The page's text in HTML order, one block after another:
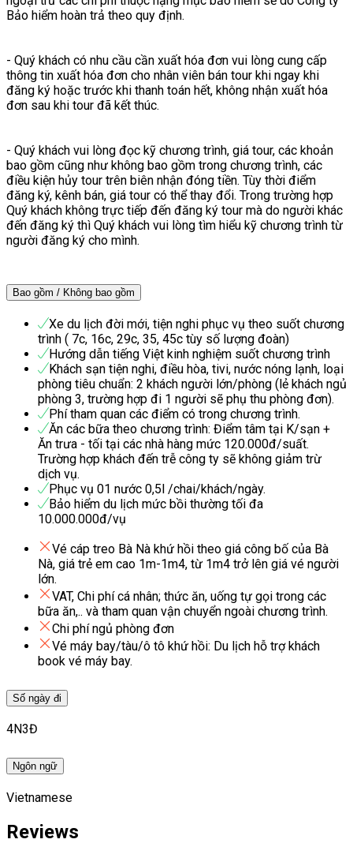
Bảo hiểm hoàn trả theo quy định.
- Quý khách có nhu cầu cần xuất hóa đơn vui lòng cung cấp
thông tin xuất hóa đơn cho nhân viên bán tour khi ngay khi
đăng ký hoặc trước khi thanh toán hết, không nhận xuất hóa
đơn sau khi tour đã kết thúc.
- Quý khách vui lòng đọc kỹ chương trình, giá tour, các khoản
bao gồm cũng như không bao gồm trong chương trình, các
điều kiện hủy tour trên biên nhận đóng tiền. Tùy thời điểm
đăng ký, kênh bán, giá tour có thể thay đổi. Trong trường hợp
Quý khách không trực tiếp đến đăng ký tour mà do người khác
đến đăng ký thì Quý khách vui lòng tìm hiểu kỹ chương trình từ
người đăng ký cho mình.
Bao gồm / Không bao gồm
Xe du lịch đời mới, tiện nghi phục vụ theo suốt chương
trình ( 7c, 16c, 29c, 35, 45c tùy số lượng đoàn)
Hướng dẫn tiếng Việt kinh nghiệm suốt chương trình
Khách sạn tiện nghi, điều hòa, tivi, nước nóng lạnh, loại
phòng tiêu chuẩn: 2 khách người lớn/phòng (lẻ khách ngủ
phòng 3, trường hợp đi 1 người sẽ phụ thu phòng đơn).
Phí tham quan các điểm có trong chương trình.
Ăn các bữa theo chương trình: Điểm tâm tại K/sạn +
Ăn trưa - tối tại các nhà hàng mức 120.000đ/suất.
Trường hợp khách đến trễ công ty sẽ không giảm trừ
dịch vụ.
Phục vụ 01 nước 0,5l /chai/khách/ngày.
Bảo hiểm du lịch mức bồi thường tối đa
10.000.000đ/vụ
Vé cáp treo Bà Nà khứ hồi theo giá công bố của Bà
Nà, giá trẻ em cao 1m-1m4, từ 1m4 trở lên giá vé người
lớn.
VAT, Chi phí cá nhân; thức ăn, uống tự gọi trong các
bữa ăn,.. và tham quan vận chuyển ngoài chương trình.
Chi phí ngủ phòng đơn
Vé máy bay/tàu/ô tô khứ hồi: Du lịch hỗ trợ khách
book vé máy bay.
Số ngày đi
4N3Đ
Ngôn ngữ
Vietnamese
Reviews